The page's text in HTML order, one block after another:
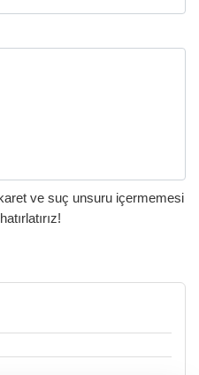
ve suç unsuru içermemesi